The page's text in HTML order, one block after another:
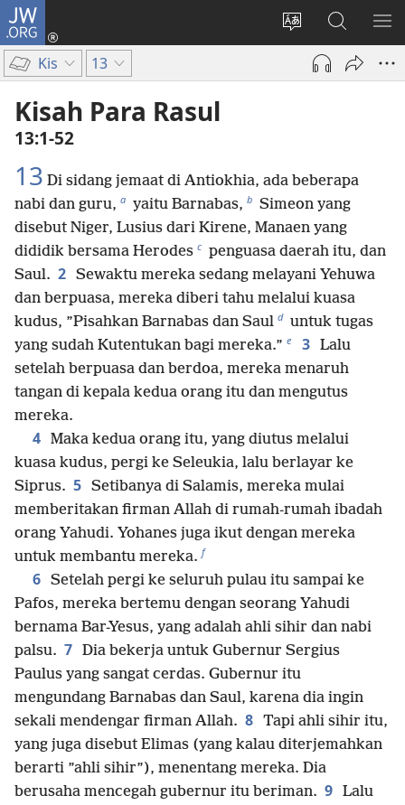
JW.ORG
Ganti
bahasa
situs
Log
(terbuka
Cari
JW.ORG
Kis 13
Kisah Para Rasul
13:1-52
13 Di sidang jemaat di Antiokhia, ada beberapa
nabi dan guru, a yaitu Barnabas, b Simeon yang
disebut Niger, Lusius dari Kirene, Manaen yang
dididik bersama Herodes c penguasa daerah itu, dan
Saul. 2 Sewaktu mereka sedang melayani Yehuwa
dan berpuasa, mereka diberi tahu melalui kuasa
kudus, ”Pisahkan Barnabas dan Saul d untuk tugas
yang sudah Kutentukan bagi mereka.” e 3 Lalu
setelah berpuasa dan berdoa, mereka menaruh
tangan di kepala kedua orang itu dan mengutus
mereka.
4 Maka kedua orang itu, yang diutus melalui
kuasa kudus, pergi ke Seleukia, lalu berlayar ke
Siprus. 5 Setibanya di Salamis, mereka mulai
memberitakan firman Allah di rumah-rumah ibadah
orang Yahudi. Yohanes juga ikut dengan mereka
untuk membantu mereka. f
6 Setelah pergi ke seluruh pulau itu sampai ke
Pafos, mereka bertemu dengan seorang Yahudi
bernama Bar-Yesus, yang adalah ahli sihir dan nabi
palsu. 7 Dia bekerja untuk Gubernur Sergius
Paulus yang sangat cerdas. Gubernur itu
mengundang Barnabas dan Saul, karena dia ingin
sekali mendengar firman Allah. 8 Tapi ahli sihir itu,
yang juga disebut Elimas (yang kalau diterjemahkan
berarti ”ahli sihir”), menentang mereka. Dia
berusaha mencegah gubernur itu beriman. 9 Lalu